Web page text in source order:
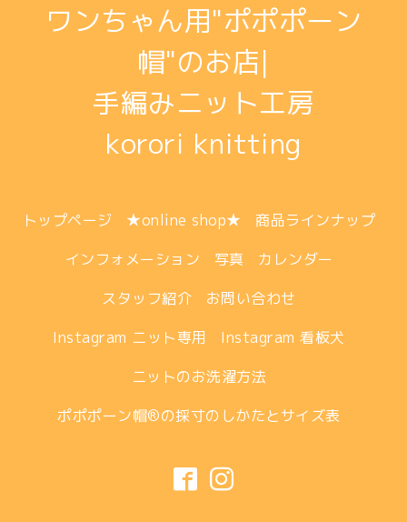
ワンちゃん用"ポポポーン
帽"のお店|
手編みニット工房
korori knitting
トップページ ★online shop★
商品ラインナップ
インフォメーション
写真
カレンダー
スタッフ紹介
お問い合わせ
Instagram ニット専用
Instagram 看板犬
ニットのお洗濯方法
ポポポーン帽®︎の採寸のしかたとサイズ表